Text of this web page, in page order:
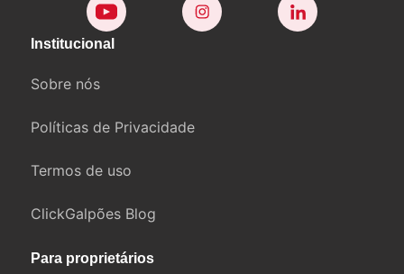
Institucional
Sobre nós
Políticas de Privacidade
Termos de uso
ClickGalpões Blog
Para proprietários